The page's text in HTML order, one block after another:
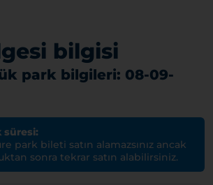
bilgisi
park bilgileri: 08-09-
süresi:
park bileti satın alamazsınız ancak
sonra tekrar satın alabilirsiniz.